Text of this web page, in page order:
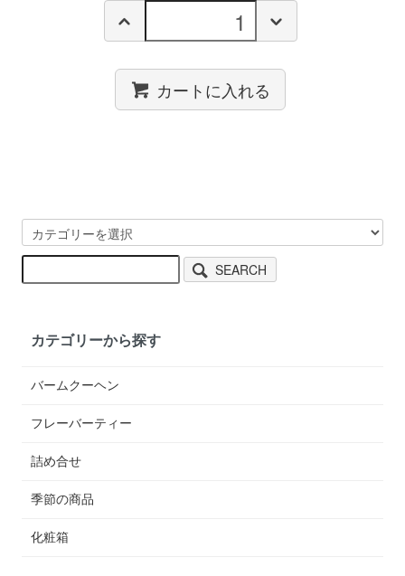
カートに入れる
SEARCH
カテゴリーから探す
バームクーヘン
フレーバーティー
詰め合せ
季節の商品
化粧箱